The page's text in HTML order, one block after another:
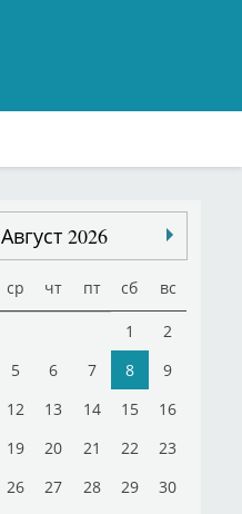
Август 2026
ср чт пт сб вс
1
2
5 6 7 8
9
12 13 14 15
16
19 20 21 22
23
26 27 28 29
30